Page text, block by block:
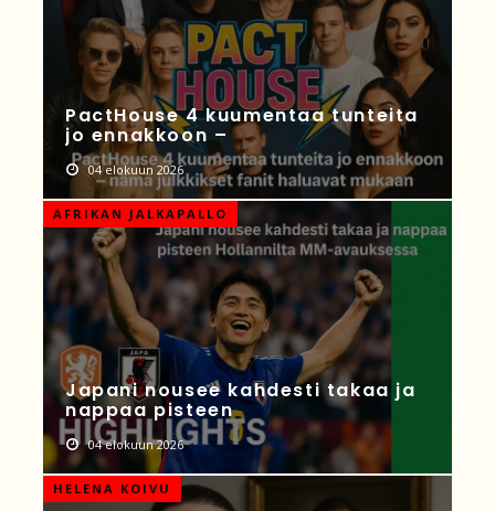
PactHouse 4 kuumentaa tunteita
jo ennakkoon –
04 elokuun 2026
AFRIKAN JALKAPALLO
Japani nousee kahdesti takaa ja
nappaa pisteen
04 elokuun 2026
HELENA KOIVU